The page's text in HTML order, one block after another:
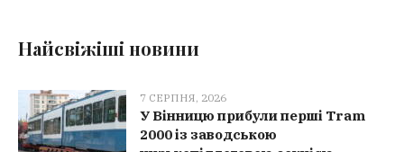
Найсвіжіші новини
7 СЕРПНЯ, 2026
У Вінницю прибули перші Tram
2000 із заводською